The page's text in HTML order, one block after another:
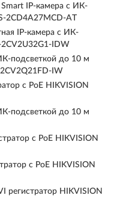
IP-камера с ИК-
2CD4A27MCD-AT
IP-камера с ИК-
IDW
подсветкой до 10 м
IW
c PoE HIKVISION
подсветкой до 10 м
с PoE HIKVISION
c PoE HIKVISION
регистратор HIKVISION